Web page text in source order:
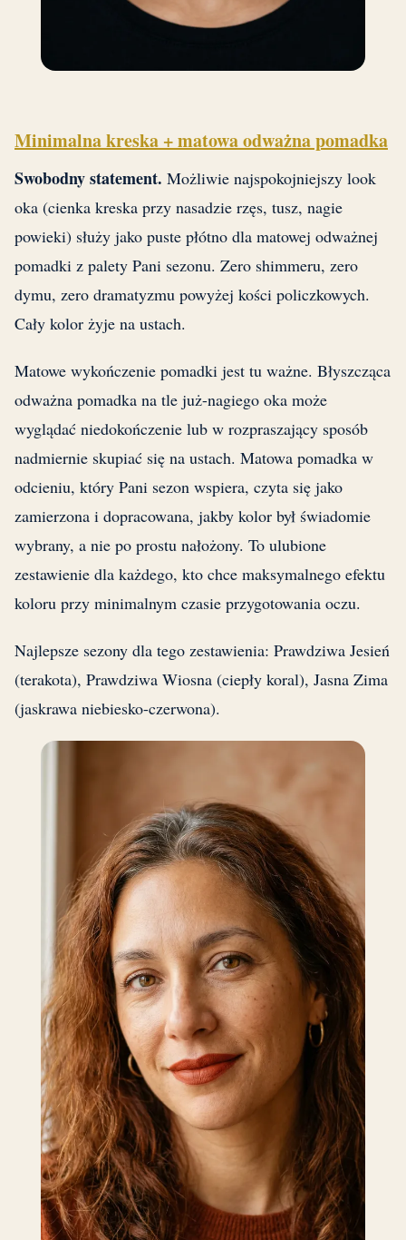
Minimalna kreska + matowa odważna pomadka
Swobodny statement. Możliwie najspokojniejszy look
oka (cienka kreska przy nasadzie rzęs, tusz, nagie
powieki) służy jako puste płótno dla matowej odważnej
pomadki z palety Pani sezonu. Zero shimmeru, zero
dymu, zero dramatyzmu powyżej kości policzkowych.
Cały kolor żyje na ustach.
Matowe wykończenie pomadki jest tu ważne. Błyszcząca
odważna pomadka na tle już-nagiego oka może
wyglądać niedokończenie lub w rozpraszający sposób
nadmiernie skupiać się na ustach. Matowa pomadka w
odcieniu, który Pani sezon wspiera, czyta się jako
zamierzona i dopracowana, jakby kolor był świadomie
wybrany, a nie po prostu nałożony. To ulubione
zestawienie dla każdego, kto chce maksymalnego efektu
koloru przy minimalnym czasie przygotowania oczu.
Najlepsze sezony dla tego zestawienia: Prawdziwa Jesień
(terakota), Prawdziwa Wiosna (ciepły koral), Jasna Zima
(jaskrawa niebiesko-czerwona).